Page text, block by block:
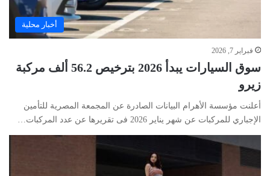
أخبار محلية
فبراير 7, 2026
سوق السيارات يبدأ 2026 بترخيص 56.2 ألف مركبة
زيرو
أعلنت مؤسسة الأهرام البيانات الصادرة عن المجمعة المصرية للتأمين
الإجباري للمركبات عن شهر يناير 2026 فى تقريرها عن عدد المركبات…